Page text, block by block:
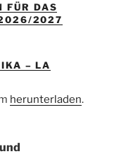
FÜR DAS
2026/2027
– LA
herunterladen.